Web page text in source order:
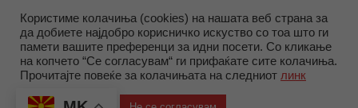
© Управа за финансиско разузнавање | 2026
Политика за приватност|Политика за колачиња
Користиме колачиња (cookies) на нашата веб страна за
да добиете најдобро корисничко искуство со тоа што ги
памети вашите преференци за идни посети. Со кликање
на копчето “Се согласувам“ ги прифаќате сите колачиња.
Прочитајте повеќе за колачињата на следниот линк